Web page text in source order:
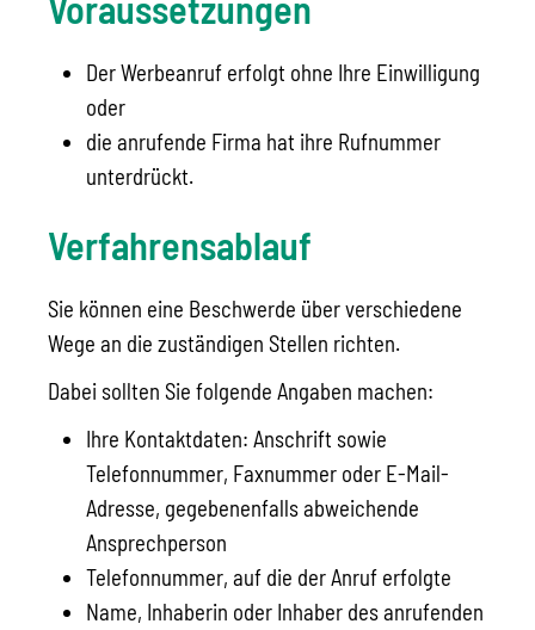
Der Werbeanruf erfolgt ohne Ihre Einwilligung
oder
die anrufende Firma hat ihre Rufnummer
unterdrückt.
Verfahrensablauf
Sie können eine Beschwerde über verschiedene
Wege an die zuständigen Stellen richten.
Dabei sollten Sie folgende Angaben machen:
Ihre Kontaktdaten: Anschrift sowie
Telefonnummer, Faxnummer oder E-Mail-
Adresse, gegebenenfalls abweichende
Ansprechperson
Telefonnummer, auf die der Anruf erfolgte
Name, Inhaberin oder Inhaber des anrufenden